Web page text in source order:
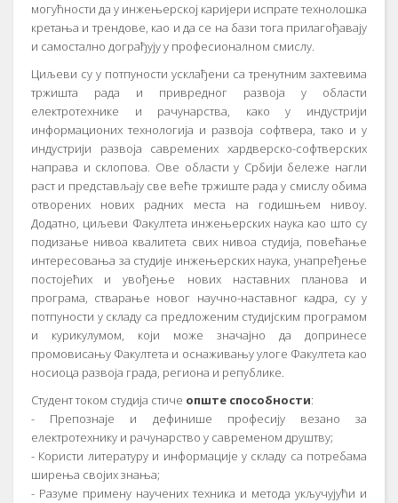
могућности да у инжењерској каријери испрате технолошка
кретања и трендове, као и да се на бази тога прилагођавају
и самостално дограђују у професионалном смислу.
Циљеви су у потпуности усклађени са тренутним захтевима
тржишта рада и привредног развоја у области
електротехнике и рачунарства, како у индустрији
информационих технологија и развоја софтвера, тако и у
индустрији развоја савремених хардверско-софтверских
направа и склопова. Ове области у Србији бележе нагли
раст и представљају све веће тржиште рада у смислу обима
отворених нових радних места на годишњем нивоу.
Додатно, циљеви Факултета инжењерских наука као што су
подизање нивоа квалитета свих нивоа студија, повећање
интересовања за студије инжењерских наука, унапређење
постојећих и увођење нових наставних планова и
програма, стварање новог научно-наставног кадра, су у
потпуности у складу са предложеним студијским програмом
и курикулумом, који може значајно да допринесе
промовисању Факултета и оснаживању улоге Факултета као
носиоца развоја града, региона и републике.
Студент током студија стиче опште способности:
- Препознаје и дефинише професију везано за
електротехнику и рачунарство у савременом друштву;
- Користи литературу и информације у складу са потребама
ширења својих знања;
- Разуме примену научених техника и метода укључујући и